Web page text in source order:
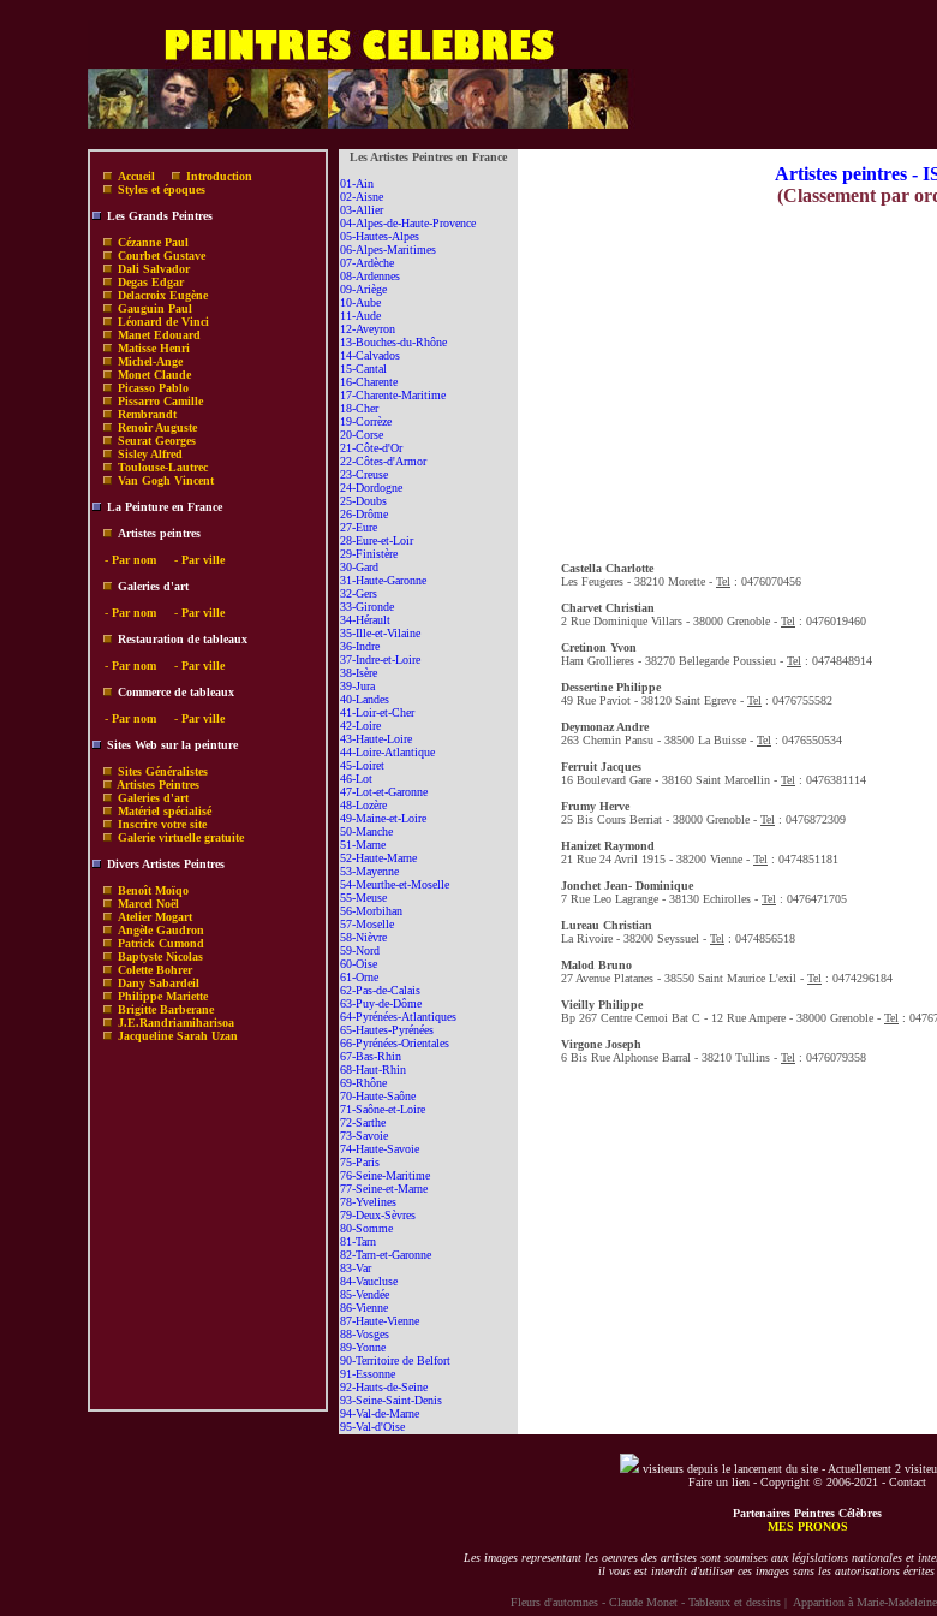
Accueil
Introduction
Styles et époques
Les Grands Peintres
Cézanne Paul
Courbet Gustave
Dali Salvador
Degas Edgar
Delacroix Eugène
Gauguin Paul
Léonard de Vinci
Manet Edouard
Matisse Henri
Michel-Ange
Monet Claude
Picasso Pablo
Pissarro Camille
Rembrandt
Renoir Auguste
Seurat Georges
Sisley Alfred
Toulouse-Lautrec
Van Gogh Vincent
La Peinture en France
Artistes peintres
- Par nom - Par ville
Galeries d'art
- Par nom - Par ville
Restauration de tableaux
- Par nom - Par ville
Commerce de tableaux
- Par nom - Par ville
Sites Web sur la peinture
Sites Généralistes
Artistes Peintres
Galeries d'art
Matériel spécialisé
Inscrire votre site
Galerie virtuelle gratuite
Divers Artistes Peintres
Benoît Moïqo
Marcel Noël
Atelier Mogart
Angèle Gaudron
Patrick Cumond
Baptyste Nicolas
Colette Bohrer
Dany Sabardeil
Philippe Mariette
Brigitte Barberane
J.E.Randriamiharisoa
Jacqueline Sarah Uzan
Les Artistes Peintres en France
01-Ain
02-Aisne
03-Allier
04-Alpes-de-Haute-Provence
05-Hautes-Alpes
06-Alpes-Maritimes
07-Ardèche
08-Ardennes
09-Ariège
10-Aube
11-Aude
12-Aveyron
13-Bouches-du-Rhône
14-Calvados
15-Cantal
16-Charente
17-Charente-Maritime
18-Cher
19-Corrèze
20-Corse
21-Côte-d'Or
22-Côtes-d'Armor
23-Creuse
24-Dordogne
25-Doubs
26-Drôme
27-Eure
28-Eure-et-Loir
29-Finistère
30-Gard
31-Haute-Garonne
32-Gers
33-Gironde
34-Hérault
35-Ille-et-Vilaine
36-Indre
37-Indre-et-Loire
38-Isère
39-Jura
40-Landes
41-Loir-et-Cher
42-Loire
43-Haute-Loire
44-Loire-Atlantique
45-Loiret
46-Lot
47-Lot-et-Garonne
48-Lozère
49-Maine-et-Loire
50-Manche
51-Marne
52-Haute-Marne
53-Mayenne
54-Meurthe-et-Moselle
55-Meuse
56-Morbihan
57-Moselle
58-Nièvre
59-Nord
60-Oise
61-Orne
62-Pas-de-Calais
63-Puy-de-Dôme
64-Pyrénées-Atlantiques
65-Hautes-Pyrénées
66-Pyrénées-Orientales
67-Bas-Rhin
68-Haut-Rhin
69-Rhône
70-Haute-Saône
71-Saône-et-Loire
72-Sarthe
73-Savoie
74-Haute-Savoie
75-Paris
76-Seine-Maritime
77-Seine-et-Marne
78-Yvelines
79-Deux-Sèvres
80-Somme
81-Tarn
82-Tarn-et-Garonne
83-Var
84-Vaucluse
85-Vendée
86-Vienne
87-Haute-Vienne
88-Vosges
89-Yonne
90-Territoire de Belfort
91-Essonne
92-Hauts-de-Seine
93-Seine-Saint-Denis
94-Val-de-Marne
95-Val-d'Oise
Artistes peintres -
(Classement par
Castella Charlotte
Les Feugeres - 38210 Morette - Tel : 0476070456
Charvet Christian
2 Rue Dominique Villars - 38000 Grenoble - Tel : 0476019460
Cretinon Yvon
Ham Grollieres - 38270 Bellegarde Poussieu - Tel : 0474848914
Dessertine Philippe
49 Rue Paviot - 38120 Saint Egreve - Tel : 0476755582
Deymonaz Andre
263 Chemin Pansu - 38500 La Buisse - Tel : 0476550534
Ferruit Jacques
16 Boulevard Gare - 38160 Saint Marcellin - Tel : 0476381114
Frumy Herve
25 Bis Cours Berriat - 38000 Grenoble - Tel : 0476872309
Hanizet Raymond
21 Rue 24 Avril 1915 - 38200 Vienne - Tel : 0474851181
Jonchet Jean- Dominique
7 Rue Leo Lagrange - 38130 Echirolles - Tel : 0476471705
Lureau Christian
La Rivoire - 38200 Seyssuel - Tel : 0474856518
Malod Bruno
27 Avenue Platanes - 38550 Saint Maurice L'exil - Tel : 0474296184
Vieilly Philippe
Bp 267 Centre Cemoi Bat C - 12 Rue Ampere - 38000 Grenoble - Tel :
Virgone Joseph
6 Bis Rue Alphonse Barral - 38210 Tullins - Tel : 0476079358
visiteurs depuis le lancement du site - Actuellement 2
Faire un lien - Copyright © 2006-2021 - Contact
Partenaires Peintres Célèbres
MES PRONOS
Les images representant les oeuvres des artistes sont soumises aux législations nationales et
il vous est interdit d'utiliser ces images sans les autorisations écrites
Fleurs d'automnes - Claude Monet - Tableaux et dessins | Apparition à Marie-